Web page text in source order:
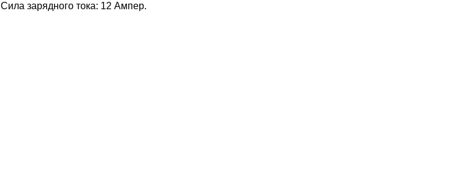
Сила зарядного тока: 12 Ампер.